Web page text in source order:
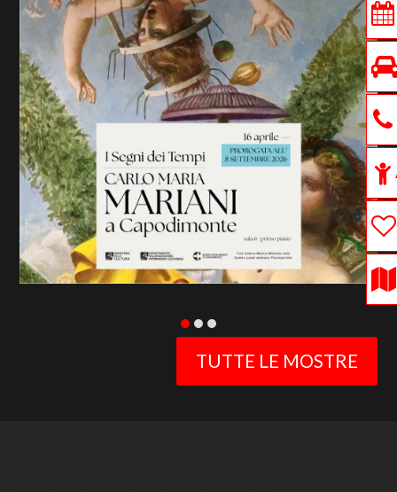
TUTTE LE MOSTRE